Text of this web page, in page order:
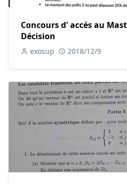
Concours d' accés au
Décision
exosup 2018/12/9